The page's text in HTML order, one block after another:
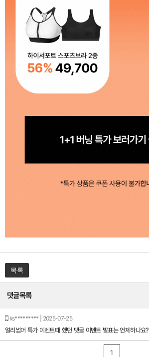
목록
댓글목록
ks********* | 2025-07-25
얼리썸머 특가 이벤트때 했던 댓글 이벤트 발표는 언제하나요?
1